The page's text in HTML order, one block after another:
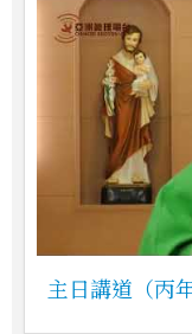
主日講道（丙